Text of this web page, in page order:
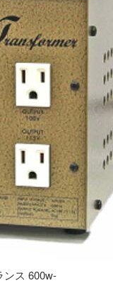
ンス 600w-